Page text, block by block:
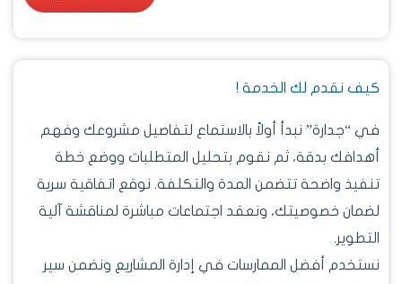
كيف نقدم لك الخدمة !
في “جدارة” نبدأ أولاً بالاستماع لتفاصيل مشروعك وفهم
أهدافك بدقة، ثم نقوم بتحليل المتطلبات ووضع خطة
تنفيذ واضحة تتضمن المدة والتكلفة. نوقع اتفاقية سرية
لضمان خصوصيتك، ونعقد اجتماعات مباشرة لمناقشة آلية
التطوير.
نستخدم أفضل الممارسات في إدارة المشاريع ونضمن سير